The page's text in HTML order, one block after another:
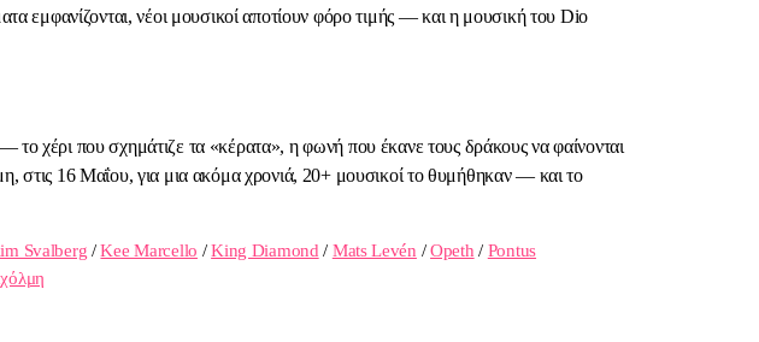
εμφανίζονται, νέοι μουσικοί αποτίουν φόρο τιμής — και η μουσική του Dio
που σχημάτιζε τα «κέρατα», η φωνή που έκανε τους δράκους να φαίνονται
στις 16 Μαΐου, για μια ακόμα χρονιά, 20+ μουσικοί το θυμήθηκαν — και το
Svalberg /Kee Marcello /King Diamond / Mats Levén /Opeth / Pontus